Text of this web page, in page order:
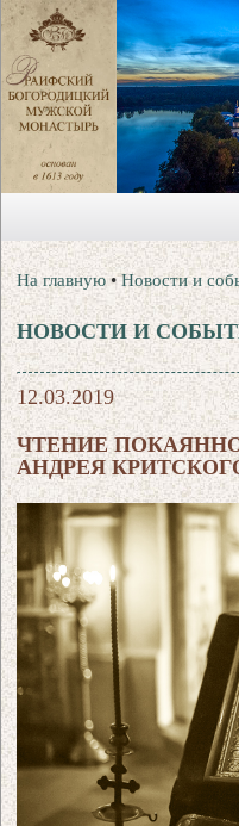
На главную •Новости и
НОВОСТИ И
12.03.2019
ЧТЕНИЕ
АНДРЕЯ